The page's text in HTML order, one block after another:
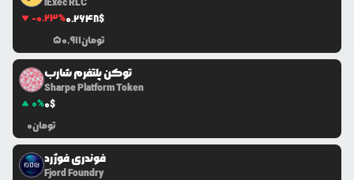
-0.23%0.2648$
50,911تومان
توکن پلتفرم شارب
Sharpe Platform Token
0%0$
0تومان
فوندری فوژرد
Fjord Foundry